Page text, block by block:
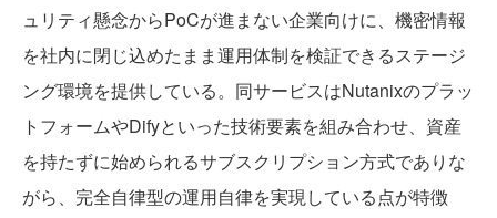
ュリティ懸念からPoCが進まない企業向けに、機密情報
を社内に閉じ込めたまま運用体制を検証できるステージ
ング環境を提供している。同サービスはNutanixのプラッ
トフォームやDifyといった技術要素を組み合わせ、資産
を持たずに始められるサブスクリプション方式でありな
がら、完全自律型の運用自律を実現している点が特徴